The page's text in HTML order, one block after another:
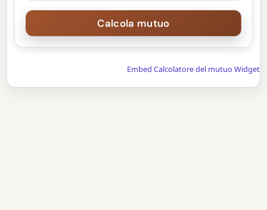
Embed Calcolatore del mutuo Widget